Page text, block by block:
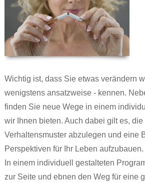
Wichtig ist, dass Sie etwas verändern
wenigstens ansatzweise - kennen.
finden Sie neue Wege in einem
wir Ihnen bieten. Auch dabei gilt es, die
Verhaltensmuster abzulegen und eine
Perspektiven für Ihr Leben aufzubauen.
In einem individuell gestalteten
zur Seite und ebnen den Weg für eine